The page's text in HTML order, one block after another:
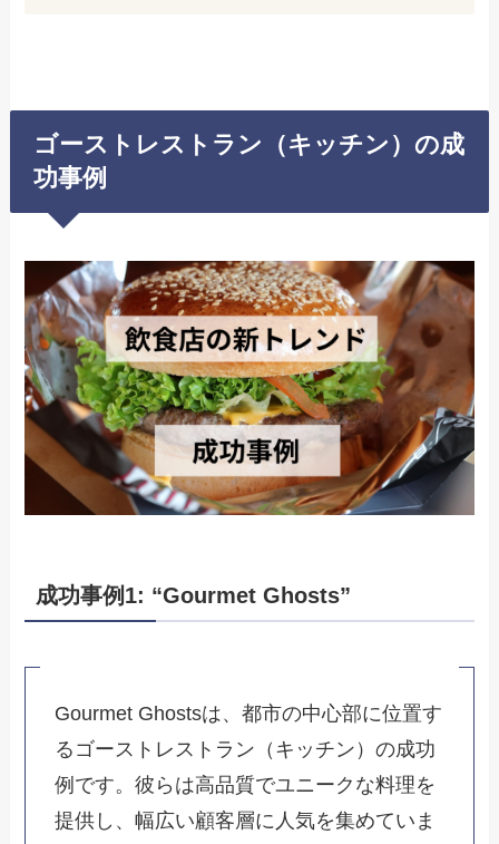
ゴーストレストラン（キッチン）の成
功事例
成功事例1: “Gourmet Ghosts”
Gourmet Ghostsは、都市の中心部に位置す
るゴーストレストラン（キッチン）の成功
例です。彼らは高品質でユニークな料理を
提供し、幅広い顧客層に人気を集めていま